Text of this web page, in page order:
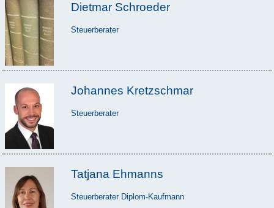
Dietmar Schroeder
Steuerberater
Johannes Kretzschmar
Steuerberater
Tatjana Ehmanns
Steuerberater Diplom-Kaufmann